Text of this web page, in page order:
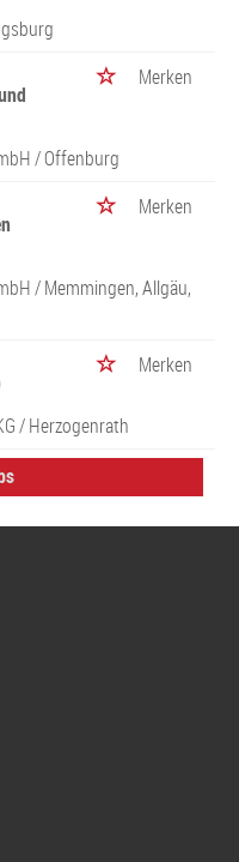
Merken
/ Offenburg
Merken
/ Memmingen, Allgäu,
Merken
/ Herzogenrath